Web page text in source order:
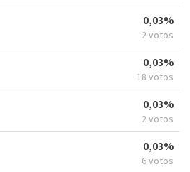
0,03%
2 votos
0,03%
18 votos
0,03%
2 votos
0,03%
6 votos